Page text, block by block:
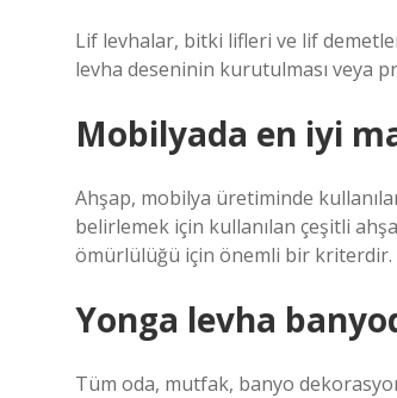
Lif levhalar, bitki lifleri ve lif
levha deseninin kurutulması veya
Mobilyada en iyi
Ahşap, mobilya üretiminde
belirlemek için kullanılan çeşitli
ömürlülüğü için önemli bir kriterdir.
Yonga levha
Tüm oda, mutfak, banyo